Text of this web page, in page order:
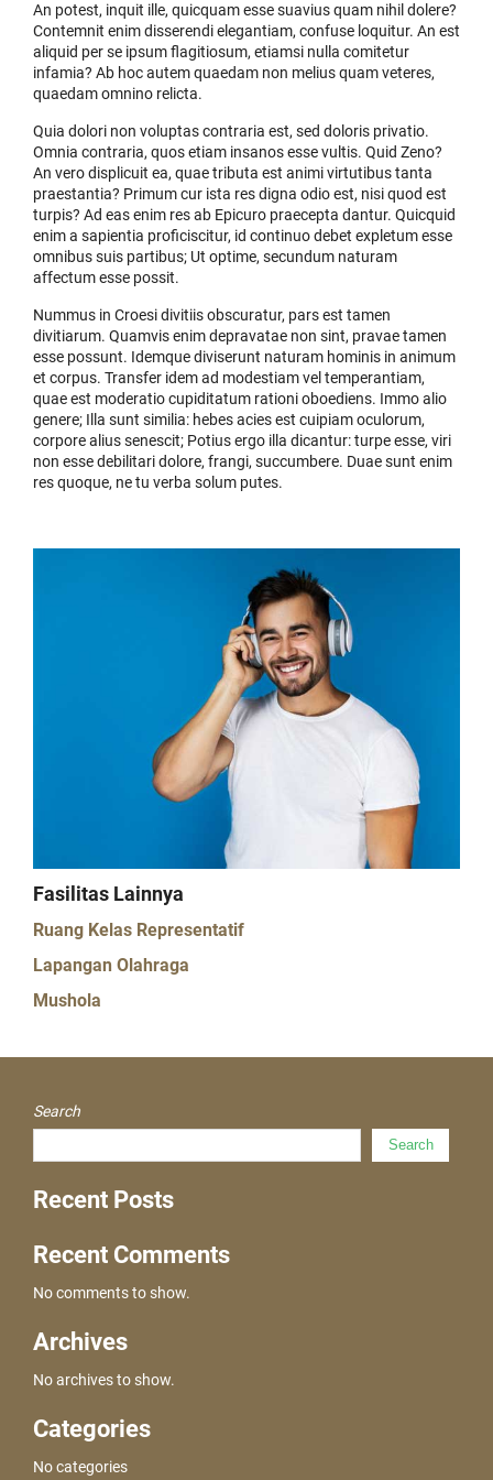
An potest, inquit ille, quicquam esse suavius quam nihil dolere?
Contemnit enim disserendi elegantiam, confuse loquitur. An est
aliquid per se ipsum flagitiosum, etiamsi nulla comitetur
infamia? Ab hoc autem quaedam non melius quam veteres,
quaedam omnino relicta.
Quia dolori non voluptas contraria est, sed doloris privatio.
Omnia contraria, quos etiam insanos esse vultis. Quid Zeno?
An vero displicuit ea, quae tributa est animi virtutibus tanta
praestantia? Primum cur ista res digna odio est, nisi quod est
turpis? Ad eas enim res ab Epicuro praecepta dantur. Quicquid
enim a sapientia proficiscitur, id continuo debet expletum esse
omnibus suis partibus; Ut optime, secundum naturam
affectum esse possit.
Nummus in Croesi divitiis obscuratur, pars est tamen
divitiarum. Quamvis enim depravatae non sint, pravae tamen
esse possunt. Idemque diviserunt naturam hominis in animum
et corpus. Transfer idem ad modestiam vel temperantiam,
quae est moderatio cupiditatum rationi oboediens. Immo alio
genere; Illa sunt similia: hebes acies est cuipiam oculorum,
corpore alius senescit; Potius ergo illa dicantur: turpe esse, viri
non esse debilitari dolore, frangi, succumbere. Duae sunt enim
res quoque, ne tu verba solum putes.
Fasilitas Lainnya
Ruang Kelas Representatif
Lapangan Olahraga
Mushola
Search
Search
Recent Posts
Recent Comments
No comments to show.
Archives
No archives to show.
Categories
No categories